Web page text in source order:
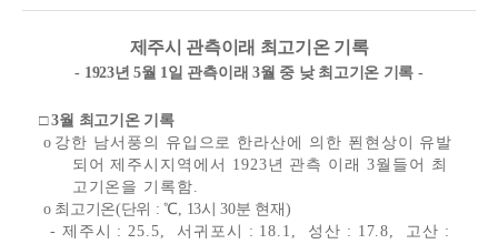
제주시 관측이래 최고기온 기록
- 1923년 5월 1일 관측이래 3월 중 낮 최고기온 기록 -
□ 3월 최고기온 기록
o 강한 남서풍의 유입으로 한라산에 의한 푄현상이 유발
되어 제주시지역에서 1923년 관측 이래 3월들어 최
고기온을 기록함.
o 최고기온(단위 : ℃, 13시 30분 현재)
- 제주시 : 25.5, 서귀포시 : 18.1, 성산 : 17.8, 고산 :